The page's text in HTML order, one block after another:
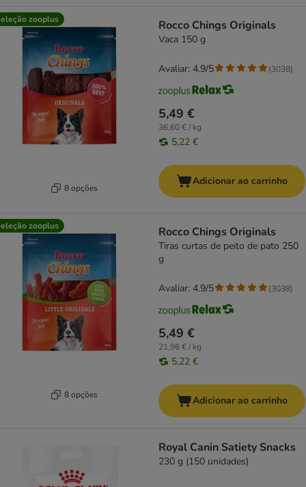
zooplus
8 opções
Rocco Chings Originals
Vaca 150 g
5,49 €
36,60 € / kg
5,22 €
Avaliar: 4.9/5 (3038)
Adicionar ao carrinho
zooplus
8 opções
Rocco Chings Originals
Tiras curtas de peito de pato 250
g
5,49 €
21,96 € / kg
5,22 €
Avaliar: 4.9/5 (3038)
Adicionar ao carrinho
Royal Canin Satiety Snacks
230 g (150 unidades)